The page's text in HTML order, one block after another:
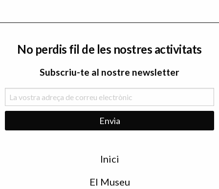
No perdis fil de les nostres activitats
Subscriu-te al nostre newsletter
Inici
El Museu